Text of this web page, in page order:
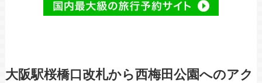
大阪駅桜橋口改札から西梅田公園へのアク